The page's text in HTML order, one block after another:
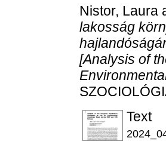
Nistor, Laura
lakosság
[Analysis of
Text